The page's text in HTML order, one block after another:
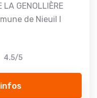
GENOLLIÈRE
de Nieuil l
4.5/5